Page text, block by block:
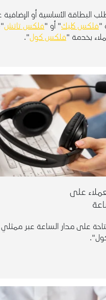
البطاقة الأساسية أو الإضافية
"فلكس كليك" أو "فلكس تاتش
بخدمة "فلكس كول".
على
على مدار الساعة عبر ممثلي
على مدار الساعة عبر
". بكل سهولة ومرونة،
العربية السعودية أو
خارج المملكة العربية